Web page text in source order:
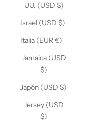
UU. (USD $)
Israel (USD $)
Italia (EUR €)
Jamaica (USD
$)
Japón (USD $)
Jersey (USD
$)